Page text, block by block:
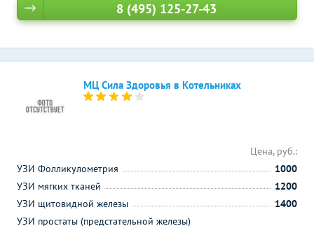
8 (495) 125-27-43
МЦ Сила Здоровья в Котельниках
Цена, руб.:
УЗИ Фолликулометрия
1000
УЗИ мягких тканей
1200
УЗИ щитовидной железы
1400
УЗИ простаты (предстательной железы)